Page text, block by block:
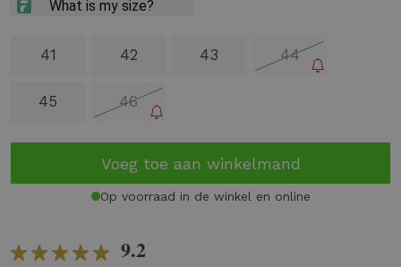
41 42 43 44
45 46
Voeg toe aan winkelmand
Op voorraad in de winkel en online
9.2